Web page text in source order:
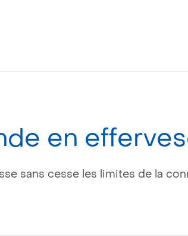
en
sans cesse les limites de la